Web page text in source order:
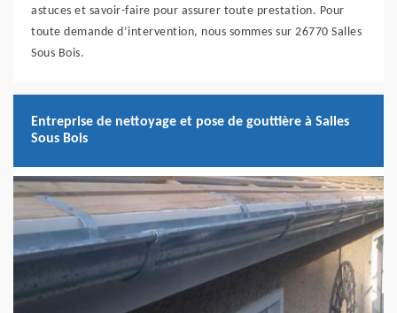
astuces et savoir-faire pour assurer toute prestation. Pour
toute demande d’intervention, nous sommes sur 26770 Salles
Sous Bois.
Entreprise de nettoyage et pose de gouttière à Salles
Sous Bois